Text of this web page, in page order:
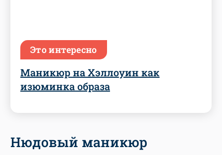
Это интересно
Маникюр на Хэллоуин как
изюминка образа
Нюдовый маникюр